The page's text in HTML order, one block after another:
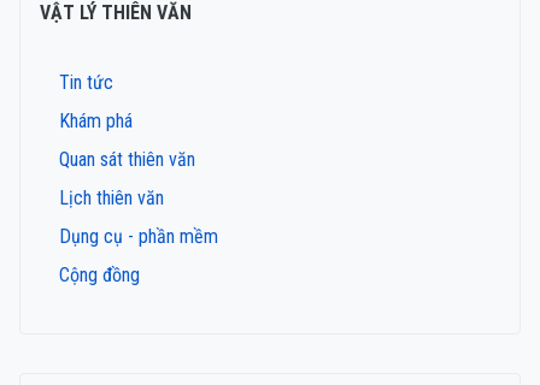
VẬT LÝ THIÊN VĂN
Tin tức
Khám phá
Quan sát thiên văn
Lịch thiên văn
Dụng cụ - phần mềm
Cộng đồng